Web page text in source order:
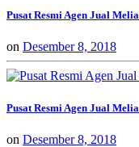
Pusat Resmi Agen Jual
on Desember 8, 2018
Pusat Resmi Agen Jual
on Desember 8, 2018